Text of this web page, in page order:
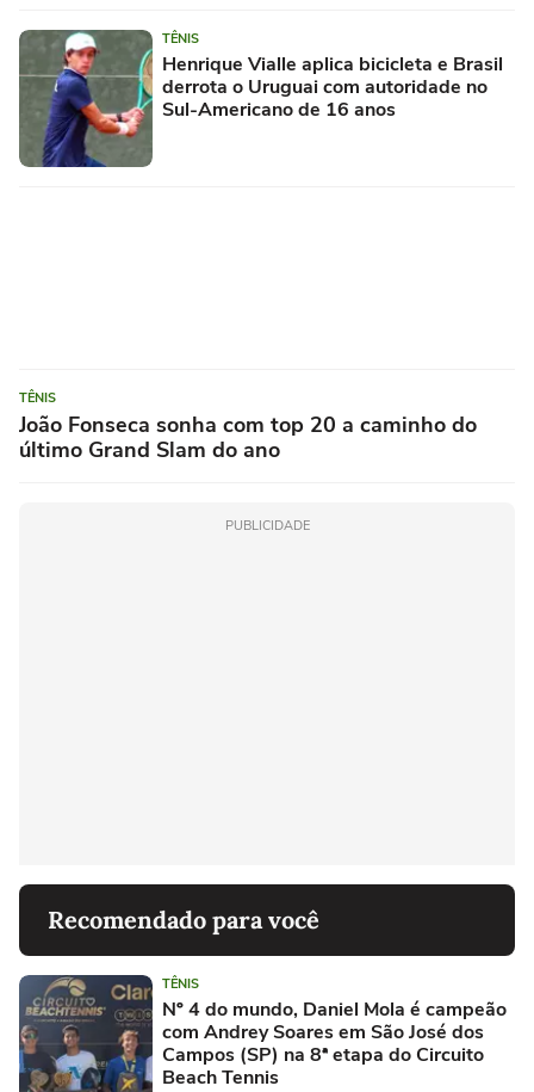
TÊNIS
Henrique Vialle aplica bicicleta e Brasil
derrota o Uruguai com autoridade no
Sul-Americano de 16 anos
TÊNIS
João Fonseca sonha com top 20 a caminho do
último Grand Slam do ano
PUBLICIDADE
Recomendado para você
TÊNIS
Nº 4 do mundo, Daniel Mola é campeão
com Andrey Soares em São José dos
Campos (SP) na 8ª etapa do Circuito
Beach Tennis